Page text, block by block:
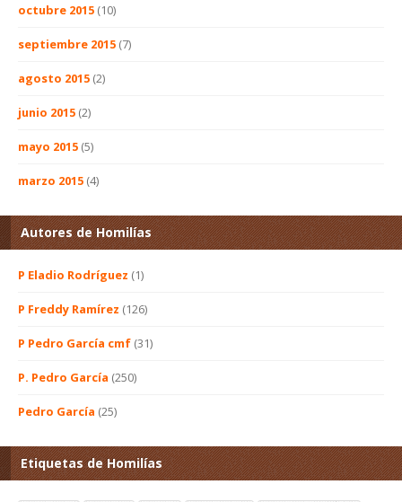
octubre 2015 (10)
septiembre 2015 (7)
agosto 2015 (2)
junio 2015 (2)
mayo 2015 (5)
marzo 2015 (4)
Autores de Homilías
P Eladio Rodríguez (1)
P Freddy Ramírez (126)
P Pedro García cmf (31)
P. Pedro García (250)
Pedro García (25)
Etiquetas de Homilías